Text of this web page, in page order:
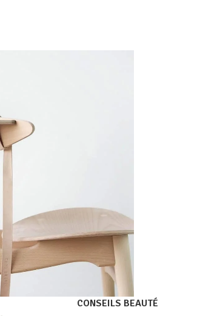
CONSEILS BEAUTÉ